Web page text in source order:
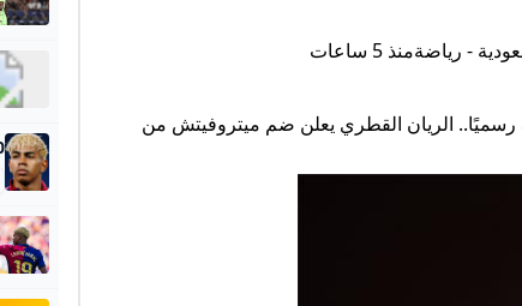
5 ساعات
ساعة رسميًا.. الريان القطري يعلن ضم ميتروفيتش من